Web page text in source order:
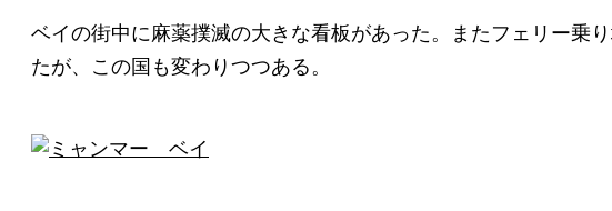
ベイの街中に麻薬撲滅の大きな看板があった。またフェリー乗
たが、この国も変わりつつある。